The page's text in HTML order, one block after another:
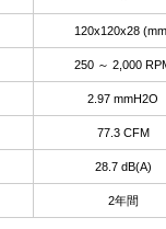
120x120x28
250 ～ 2,000
2.97 mmH2O
77.3 CFM
28.7 dB(A)
2年間